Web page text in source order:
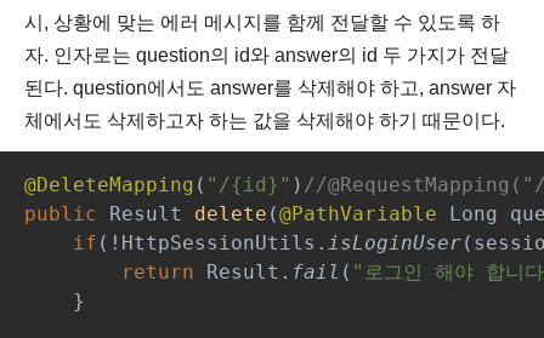
시, 상황에 맞는 에러 메시지를 함께 전달할 수 있도록 하
자. 인자로는 question의 id와 answer의 id 두 가지가 전달
된다. question에서도 answer를 삭제해야 하고, answer 자
체에서도 삭제하고자 하는 값을 삭제해야 하기 때문이다.
@DeleteMapping ( "/{id}" ) //
public Result delete (@PathVariable Long
if (!HttpSessionUtils. isLoginUser
return Result. fail ( "로그인 해야 합니
}